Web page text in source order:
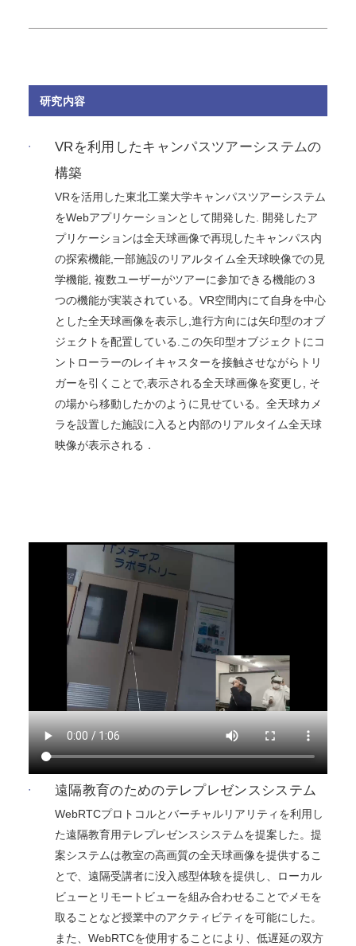
研究内容
VRを利用したキャンパスツアーシステムの
構築
VRを活用した東北工業大学キャンパスツアーシステム
をWebアプリケーションとして開発した. 開発したア
プリケーションは全天球画像で再現したキャンパス内
の探索機能,一部施設のリアルタイム全天球映像での見
学機能, 複数ユーザーがツアーに参加できる機能の３
つの機能が実装されている。VR空間内にて自身を中心
とした全天球画像を表示し,進行方向には矢印型のオブ
ジェクトを配置している.この矢印型オブジェクトにコ
ントローラーのレイキャスターを接触させながらトリ
ガーを引くことで,表示される全天球画像を変更し, そ
の場から移動したかのように見せている。全天球カメ
ラを設置した施設に入ると内部のリアルタイム全天球
映像が表示される．
遠隔教育のためのテレプレゼンスシステム
WebRTCプロトコルとバーチャルリアリティを利用し
た遠隔教育用テレプレゼンスシステムを提案した。提
案システムは教室の高画質の全天球画像を提供するこ
とで、遠隔受講者に没入感型体験を提供し、ローカル
ビューとリモートビューを組み合わせることでメモを
取ることなど授業中のアクティビティを可能にした。
また、WebRTCを使用することにより、低遅延の双方